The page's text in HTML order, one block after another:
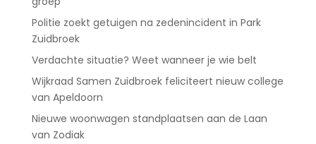
Politie zoekt getuigen na zedenincident in Park
Zuidbroek
Verdachte situatie? Weet wanneer je wie belt
Wijkraad Samen Zuidbroek feliciteert nieuw college
van Apeldoorn
Nieuwe woonwagen standplaatsen aan de Laan
van Zodiak